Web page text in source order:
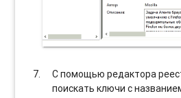
С помощью редактора
поискать ключи с